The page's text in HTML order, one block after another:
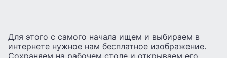
Для этого с самого начала ищем и выбираем в
интернете нужное нам бесплатное изображение.
Сохраняем на рабочем столе и открываем его